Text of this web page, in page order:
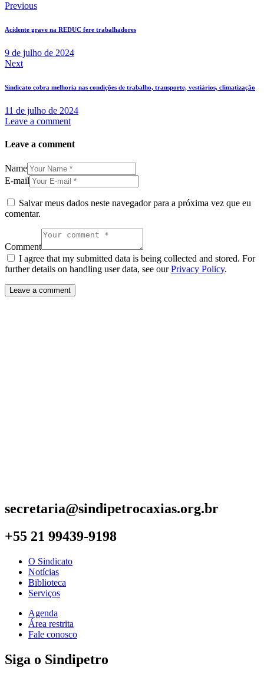
Previous
Acidente grave na REDUC fere trabalhadores
9 de julho de 2024
Next
Sindicato cobra melhoria nas condições de trabalho, transporte, vestiários, climatização
11 de julho de 2024
Leave a comment
Leave a comment
Name
E-mail
Salvar meus dados neste navegador para a próxima vez que eu
comentar.
Comment
I agree that my submitted data is being collected and stored. For
further details on handling user data, see ourPrivacy Policy.
secretaria@sindipetrocaxias.org.br
+55 21 99439-9198
O Sindicato
Notícias
Biblioteca
Serviços
Agenda
Área restrita
Fale conosco
Siga o Sindipetro